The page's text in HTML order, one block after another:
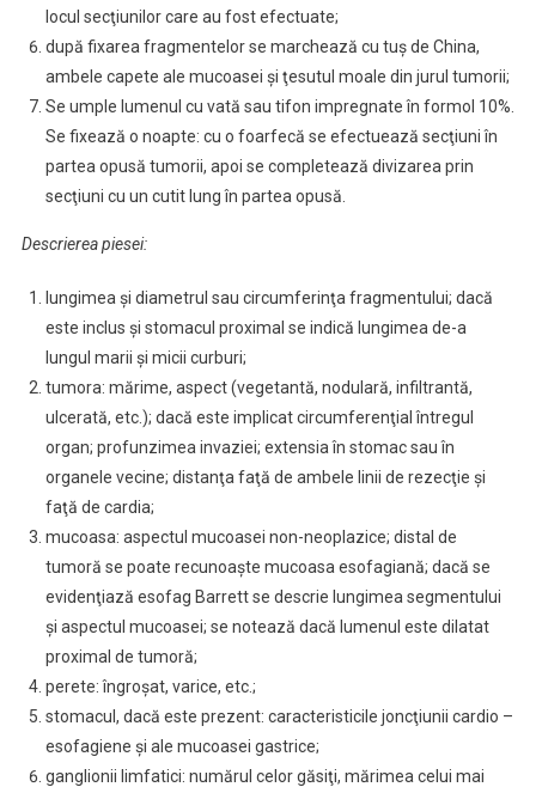
locul secţiunilor care au fost efectuate;
după fixarea fragmentelor se marchează cu tuş de China,
ambele capete ale mucoasei şi ţesutul moale din jurul tumorii;
Se umple lumenul cu vată sau tifon impregnate în formol 10%.
Se fixează o noapte: cu o foarfecă se efectuează secţiuni în
partea opusă tumorii, apoi se completează divizarea prin
secţiuni cu un cutit lung în partea opusă.
Descrierea piesei:
lungimea şi diametrul sau circumferinţa fragmentului; dacă
este inclus şi stomacul proximal se indică lungimea de-a
lungul marii şi micii curburi;
tumora: mărime, aspect (vegetantă, nodulară, infiltrantă,
ulcerată, etc.); dacă este implicat circumferenţial întregul
organ; profunzimea invaziei; extensia în stomac sau în
organele vecine; distanţa faţă de ambele linii de rezecţie şi
faţă de cardia;
mucoasa: aspectul mucoasei non-neoplazice; distal de
tumoră se poate recunoaşte mucoasa esofagiană; dacă se
evidenţiază esofag Barrett se descrie lungimea segmentului
şi aspectul mucoasei; se notează dacă lumenul este dilatat
proximal de tumoră;
perete: îngroşat, varice, etc.;
stomacul, dacă este prezent: caracteristicile joncţiunii cardio –
esofagiene şi ale mucoasei gastrice;
ganglionii limfatici: numărul celor găsiţi, mărimea celui mai